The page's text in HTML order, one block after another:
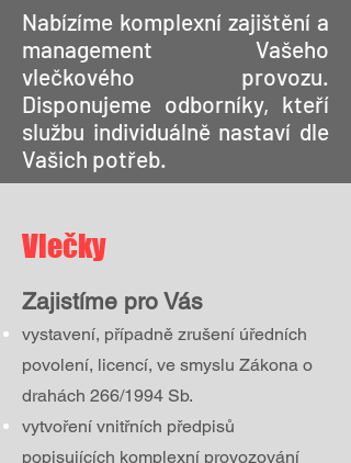
Nabízíme komplexní zajištění a
management Vašeho
vlečkového provozu.
Disponujeme odborníky, kteří
službu individuálně nastaví dle
Vašich potřeb.
Vlečky
Zajistíme pro Vás
vystavení, případně zrušení úředních
povolení, licencí, ve smyslu Zákona o
drahách 266/1994 Sb.
vytvoření vnitřních předpisů
popisujících komplexní provozování